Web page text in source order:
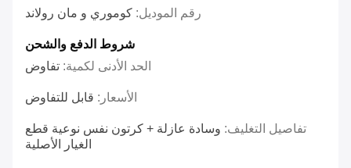
رقم الموديل: كوموري و مان رولاند
شروط الدفع والشحن
الحد الأدنى لكمية: تفاوض
الأسعار: قابل للتفاوض
تفاصيل التغليف: وسادة عازلة + كرتون نفس نوعية قطع
الغيار الأصلية